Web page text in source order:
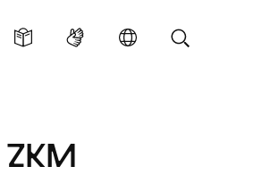
ZKM